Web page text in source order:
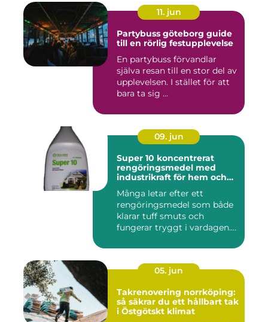
11. jun
Partybuss göteborg guide
till en rörlig festupplevelse
En partybuss förvandlar
själva resan till en stor del av
upplevelsen. I stället för att
bara ta sig ...
09. jun
Super 10 koncentrerat
rengöringsmedel med
industrikraft för hem och
Många letar efter ett
rengöringsmedel som både
klarar tuff smuts och
fungerar tryggt i vardagen.
05. jun
Takrenovering norrköping:
så säkrar du ett hållbart tak
i Östgötskt klimat